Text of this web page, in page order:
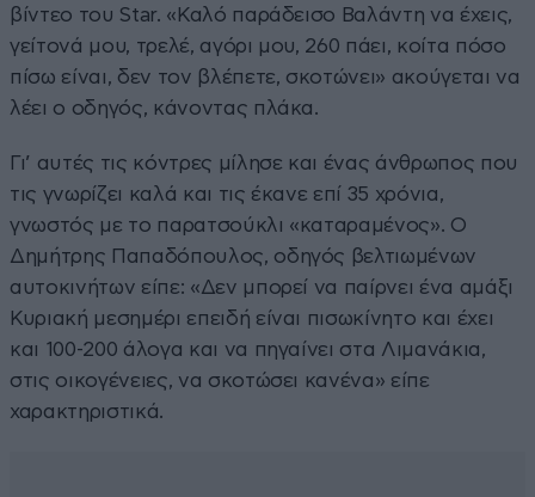
βίντεο του Star. «Καλό παράδεισο Βαλάντη να έχεις,
γείτονά μου, τρελέ, αγόρι μου, 260 πάει, κοίτα πόσο
πίσω είναι, δεν τον βλέπετε, σκοτώνει» ακούγεται να
λέει ο οδηγός, κάνοντας πλάκα.
Γι’ αυτές τις κόντρες μίλησε και ένας άνθρωπος που
τις γνωρίζει καλά και τις έκανε επί 35 χρόνια,
γνωστός με το παρατσούκλι «καταραμένος». Ο
Δημήτρης Παπαδόπουλος, οδηγός βελτιωμένων
αυτοκινήτων είπε: «Δεν μπορεί να παίρνει ένα αμάξι
Κυριακή μεσημέρι επειδή είναι πισωκίνητο και έχει
και 100-200 άλογα και να πηγαίνει στα Λιμανάκια,
στις οικογένειες, να σκοτώσει κανένα» είπε
χαρακτηριστικά.